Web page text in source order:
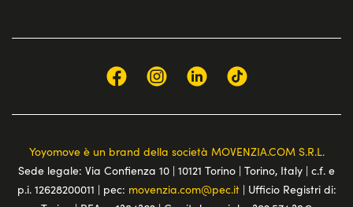
Yoyomove è un brand della società MOVENZIA.COM S.R.L.
Sede legale: Via Confienza 10 | 10121 Torino | Torino, Italy | c.f. e
p.i. 12628200011 | pec: movenzia.com@pec.it| Ufficio Registri di: